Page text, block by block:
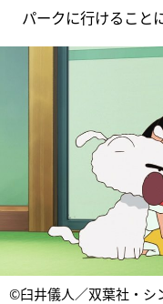
パークに行けること
©臼井儀人／双葉社・シ